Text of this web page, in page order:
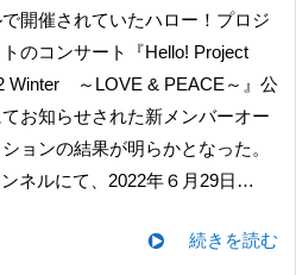
開催されていたハロー！プロジ
トのコンサート『Hello! Project
Winter ～LOVE & PEACE～』公
お知らせされた新メンバーオー
ョンの結果が明らかとなった。
ネルにて、2022年６月29日…
続きを読む